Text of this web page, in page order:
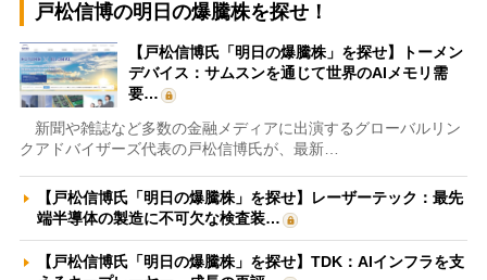
戸松信博の明日の爆騰株を探せ！
【戸松信博氏「明日の爆騰株」を探せ】トーメン
デバイス：サムスンを通じて世界のAIメモリ需
要…
新聞や雑誌など多数の金融メディアに出演するグローバルリン
クアドバイザーズ代表の戸松信博氏が、最新…
【戸松信博氏「明日の爆騰株」を探せ】レーザーテック：最先
端半導体の製造に不可欠な検査装…
【戸松信博氏「明日の爆騰株」を探せ】TDK：AIインフラを支